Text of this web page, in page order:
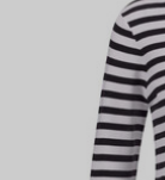
Die Hose mit
Klassiker, der
Investiere in
für Saison